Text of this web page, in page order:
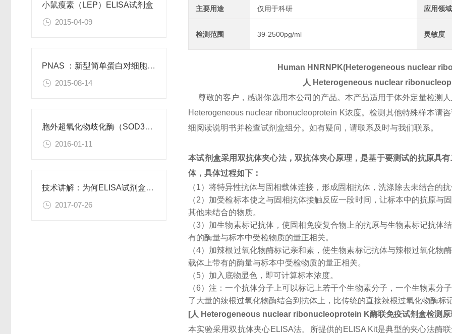
小鼠瘦素（LEP）ELISA试剂盒
2015-04-09
PNAS ：新型简单蛋白对细胞功能有积极作用
2015-08-14
胞外超氧化物歧化酶（SOD3）重组蛋白
2016-01-11
技术讲解：为何ELISA试剂盒OD值不正常
2017-07-26
主要用途 仅用于科研 应用领域
检测范围 39-2500pg/ml 灵敏度
Human HNRNPK(Heterogeneous nuclear
人 Heterogeneous nuclear
尊敬的客户，感谢你选用本公司的产品。本产品适用于体外定量检测
Heterogeneous nuclear ribonucleoprotein K浓度。检测其他特殊样本请
细阅读说明书并检查试剂盒组分。如有疑问，请联系及时与我们联系。
本试剂盒采用双抗体夹心法，双抗体夹心原理，是基于要测试的抗原具
体，具体过程如下：
（1）将特异性抗体与固相载体连接，形成固相抗体，洗涤除去未结合的
（2）加受检标本使之与固相抗体接触反应一段时间，让标本中的抗原
其他未结合的物质。
（3）加生物素标记抗体，使固相免疫复合物上的抗原与生物素标记抗
有的酶量与标本中受检物质的量正相关。
（4）加辣根过氧化物酶标记亲和素，使生物素标记抗体与辣根过氧化
载体上带有的酶量与标本中受检物质的量正相关。
（5）加入底物显色，即可计算标本浓度。
（6）注：一个抗体分子上可以标记上若干个生物素分子，一个生物素
了大量的辣根过氧化物酶结合到抗体上，比传统的直接辣根过氧化物酶标
[人 Heterogeneous nuclear ribonucleoprotein K酶联免疫试剂盒检测原
本实验采用双抗体夹心ELISA法。所提供的ELISA Kit是典型的夹心法酶